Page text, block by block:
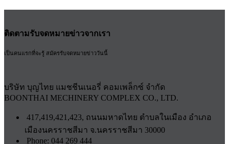
ติดตามรับจดหมายข่าวจากเรา
เป็นคนแรกที่จะรู้ สมัครรับจดหมายข่าววันนี้
บริษัท บุญไทย แมชชีนเนอรี่ คอมเพล็กซ์ จำกัด
BOONTHAI MECHINERY COMPLEX CO., LTD.
417,419,421,423, ถนนมหาดไทย ตำบลในเมือง อำเภอ
เมืองนครราชสีมา จ.นครราชสีมา 30000
Phone: 044 269 444